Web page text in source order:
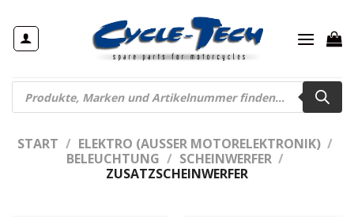
Inhalt
springen
Products
search
START / ELEKTRO (AUSSER MOTORELEKTRONIK) /
BELEUCHTUNG / SCHEINWERFER /
ZUSATZSCHEINWERFER